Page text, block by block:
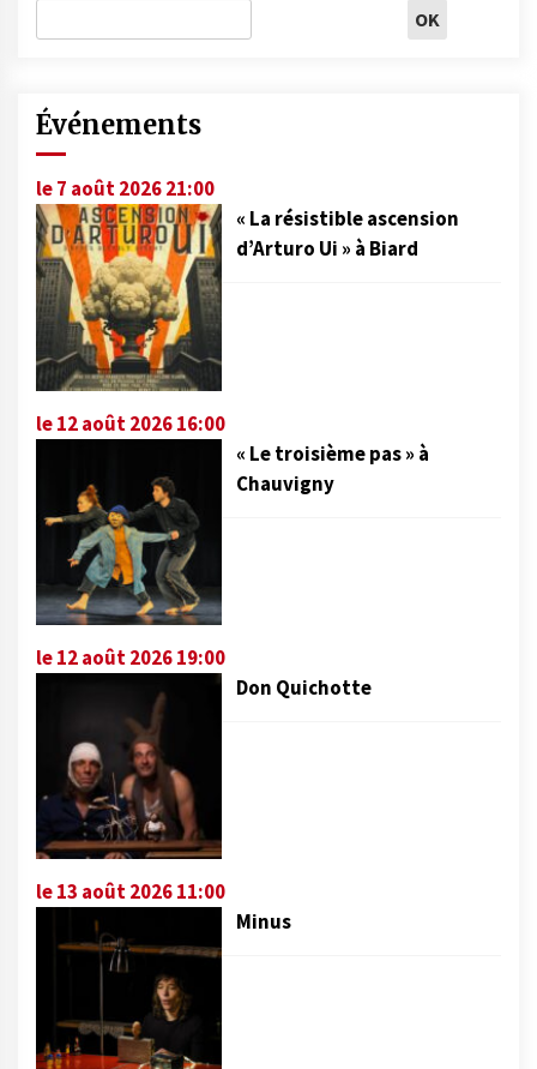
Événements
le 7 août 2026 21:00
« La résistible ascension
d’Arturo Ui » à Biard
le 12 août 2026 16:00
« Le troisième pas » à
Chauvigny
le 12 août 2026 19:00
Don Quichotte
le 13 août 2026 11:00
Minus